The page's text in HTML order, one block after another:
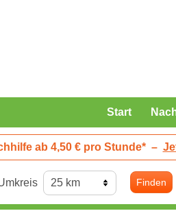
Start
ab 4,50 € pro Stunde* –
Finden